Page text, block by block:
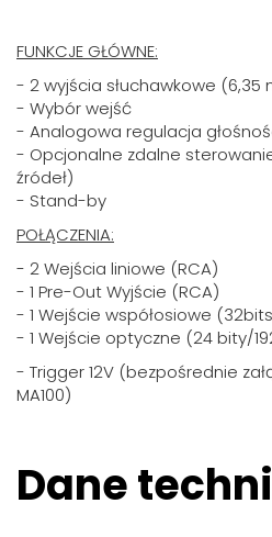
FUNKCJE GŁÓWNE:
- 2 wyjścia słuchawkowe (6,35
- Wybór wejść
- Analogowa regulacja
- Opcjonalne zdalne
źródeł)
- Stand-by
POŁĄCZENIA:
- 2 Wejścia liniowe (RCA)
- 1 Pre-Out Wyjście (RCA)
- 1 Wejście współosiowe
- 1 Wejście optyczne (24 bity/
- Trigger 12V (bezpośrednie
MA100)
Dane